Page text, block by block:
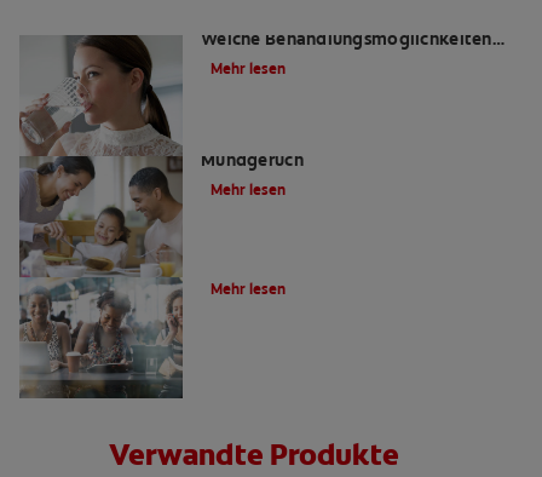
Welche Behandlungsmöglichkeiten
gibt es?
Mehr lesen
Mundgeruch
Mehr lesen
Mehr lesen
Verwandte Produkte